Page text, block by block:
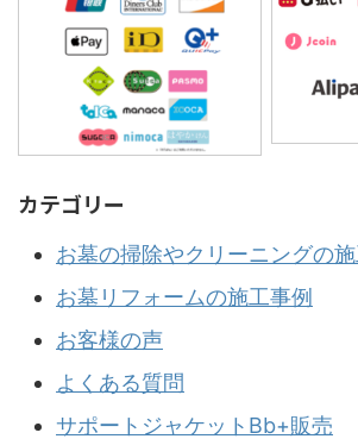
カテゴリー
お墓の掃除やクリーニングの施
お墓リフォームの施工事例
お客様の声
よくある質問
サポートジャケットBb+販売